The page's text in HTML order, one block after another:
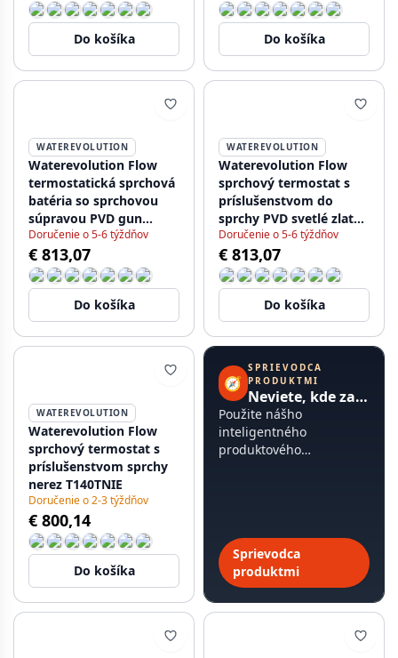
Do košíka Do košíka
WATEREVOLUTION
Waterevolution Flow
termostatická sprchová
batéria so sprchovou
súpravou PVD gun
Metal T140TGME
Doručenie o 5-6 týždňov
€ 813,07
Do košíka
WATEREVOLUTION
Waterevolution Flow
sprchový termostat s
príslušenstvom do
sprchy PVD svetlé zlato
T140TWGE
Doručenie o 5-6 týždňov
€ 813,07
Do košíka
WATEREVOLUTION
Waterevolution Flow
sprchový termostat s
príslušenstvom sprchy
nerez T140TNIE
Doručenie o 2-3 týždňov
€ 800,14
Do košíka
🧭
SPRIEVODCA
PRODUKTMI
Neviete, kde začať?
Použite nášho
inteligentného
produktového
Sprievodca
produktmi